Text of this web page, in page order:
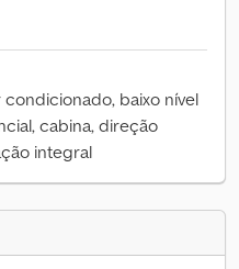
baixo nível
cabina, direção
integral